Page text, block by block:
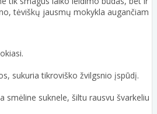
tėviškų jausmų mokykla augančiam
sukuria tikroviško žvilgsnio įspūdį.
smėline suknele, šiltu rausvu švarkeliu